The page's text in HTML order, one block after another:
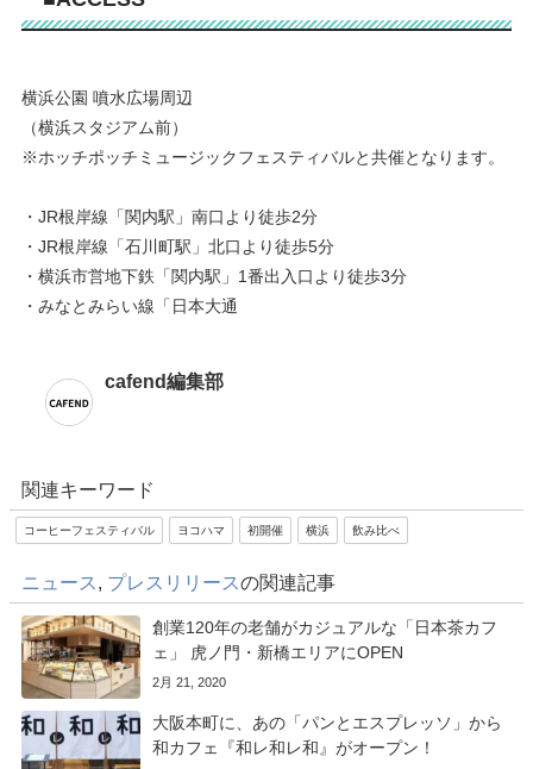
横浜公園 噴水広場周辺
（横浜スタジアム前）
※ホッチポッチミュージックフェスティバルと共催となります。
・JR根岸線「関内駅」南口より徒歩2分
・JR根岸線「石川町駅」北口より徒歩5分
・横浜市営地下鉄「関内駅」1番出入口より徒歩3分
・みなとみらい線「日本大通
cafend編集部
関連キーワード
コーヒーフェスティバル ヨコハマ 初開催 横浜 飲み比べ
ニュース プレスリリースの関連記事
創業120年の老舗がカジュアルな「日本茶カフ
ェ」 虎ノ門・新橋エリアにOPEN
2月 21, 2020
大阪本町に、あの「パンとエスプレッソ」から
和カフェ『和レ和レ和』がオープン！